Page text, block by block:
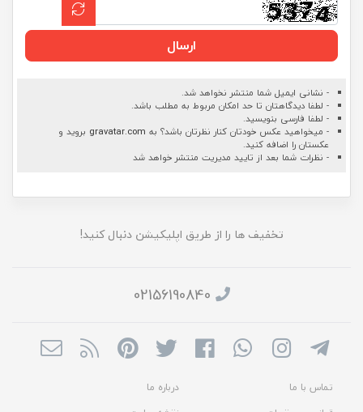
ارسال
- نشانی ایمیل شما منتشر نخواهد شد.
- لطفا دیدگاهتان تا حد امکان مربوط به مطلب باشد.
- لطفا فارسی بنویسید.
- میخواهید عکس خودتان کنار نظرتان باشد؟ به gravatar.com بروید و
عکستان را اضافه کنید.
- نظرات شما بعد از تایید مدیریت منتشر خواهد شد
تخفیف ها را از طریق اپلیکیشن دنبال کنید!
02156190840
تماس با ما
درباره ما